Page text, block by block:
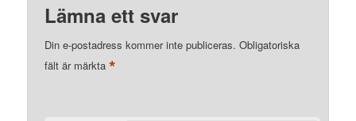
Lämna ett svar
Din e-postadress kommer inte publiceras. Obligatoriska
fält är märkta*